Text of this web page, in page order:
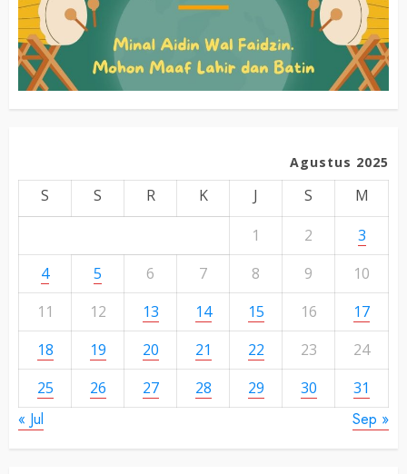
Agustus 2025
S S R K J S
M
1
2
3
4
5 6 7 8 9
10
11
12 13 14 15 16
17
18
19 20 21 22 23
24
25
26 27 28 29 30 31
« Jul Sep »